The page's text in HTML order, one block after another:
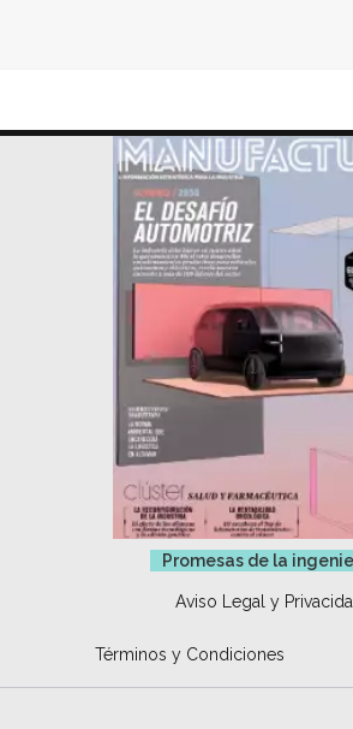
Promesas de la
Aviso Legal y
Términos y Condiciones